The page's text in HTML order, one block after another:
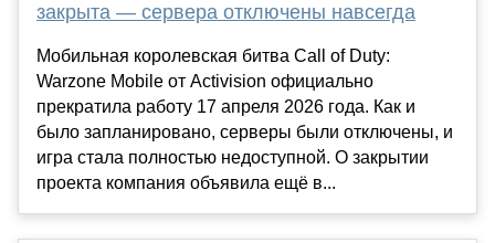
закрыта — сервера отключены навсегда
Мобильная королевская битва Call of Duty:
Warzone Mobile от Activision официально
прекратила работу 17 апреля 2026 года. Как и
было запланировано, серверы были отключены, и
игра стала полностью недоступной. О закрытии
проекта компания объявила ещё в...